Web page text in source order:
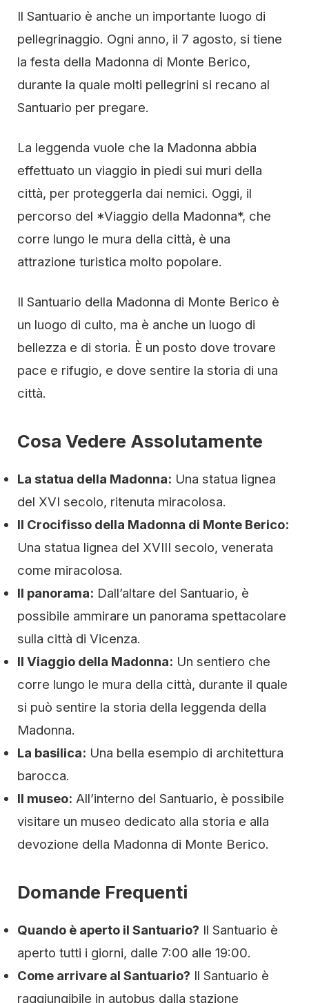
Il Santuario è anche un importante luogo di
pellegrinaggio. Ogni anno, il 7 agosto, si tiene
la festa della Madonna di Monte Berico,
durante la quale molti pellegrini si recano al
Santuario per pregare.
La leggenda vuole che la Madonna abbia
effettuato un viaggio in piedi sui muri della
città, per proteggerla dai nemici. Oggi, il
percorso del *Viaggio della Madonna*, che
corre lungo le mura della città, è una
attrazione turistica molto popolare.
Il Santuario della Madonna di Monte Berico è
un luogo di culto, ma è anche un luogo di
bellezza e di storia. È un posto dove trovare
pace e rifugio, e dove sentire la storia di una
città.
Cosa Vedere Assolutamente
La statua della Madonna: Una statua lignea
del XVI secolo, ritenuta miracolosa.
Il Crocifisso della Madonna di Monte Berico:
Una statua lignea del XVIII secolo, venerata
come miracolosa.
Il panorama: Dall’altare del Santuario, è
possibile ammirare un panorama spettacolare
sulla città di Vicenza.
Il Viaggio della Madonna: Un sentiero che
corre lungo le mura della città, durante il quale
si può sentire la storia della leggenda della
Madonna.
La basilica: Una bella esempio di architettura
barocca.
Il museo: All’interno del Santuario, è possibile
visitare un museo dedicato alla storia e alla
devozione della Madonna di Monte Berico.
Domande Frequenti
Quando è aperto il Santuario? Il Santuario è
aperto tutti i giorni, dalle 7:00 alle 19:00.
Come arrivare al Santuario? Il Santuario è
raggiungibile in autobus dalla stazione